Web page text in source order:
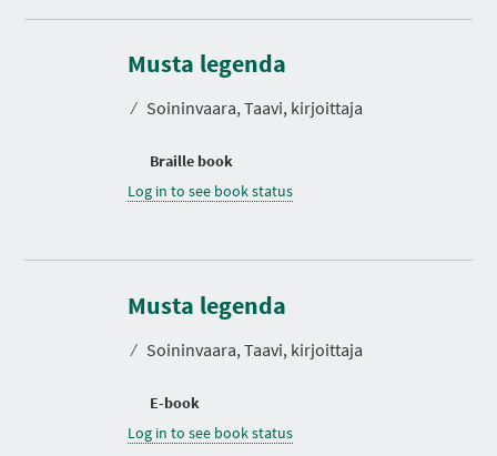
Musta legenda
⁄ Soininvaara, Taavi, kirjoittaja
Braille book
Log in to see book status
Musta legenda
⁄ Soininvaara, Taavi, kirjoittaja
E-book
Log in to see book status